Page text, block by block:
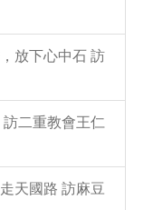
放下心中石 訪
二重教會王仁
天國路 訪麻豆